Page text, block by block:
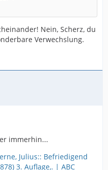
Nein, Scherz, du
Verwechslung.
immerhin...
Julius:: Befriedigend
3. Auflage,. | ABC